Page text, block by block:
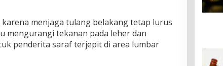
menjaga tulang belakang tetap lurus
mengurangi tekanan pada leher dan
penderita saraf terjepit di area lumbar